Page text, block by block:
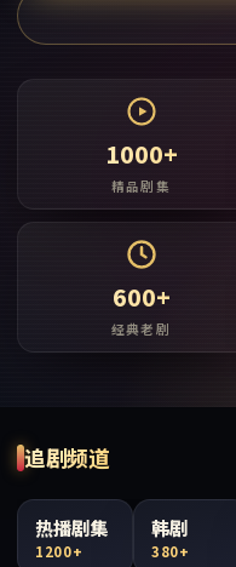
1000+
精品剧集
600+
经典老剧
追剧频道
热播剧集
1200+
韩剧
380+